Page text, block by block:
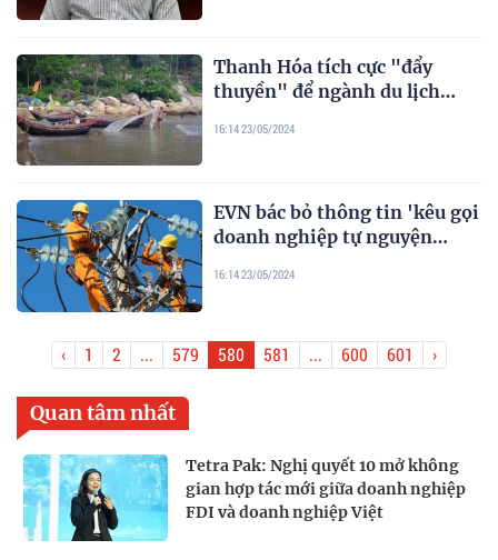
Thanh Hóa tích cực "đẩy
thuyền" để ngành du lịch
16:14 23/05/2024
EVN bác bỏ thông tin 'kêu gọi
doanh nghiệp tự nguyện
16:14 23/05/2024
‹ 1 2 ... 579 580 581 ... 600 601 ›
Quan tâm nhất
Tetra Pak: Nghị quyết 10 mở không
gian hợp tác mới giữa doanh nghiệp
FDI và doanh nghiệp Việt